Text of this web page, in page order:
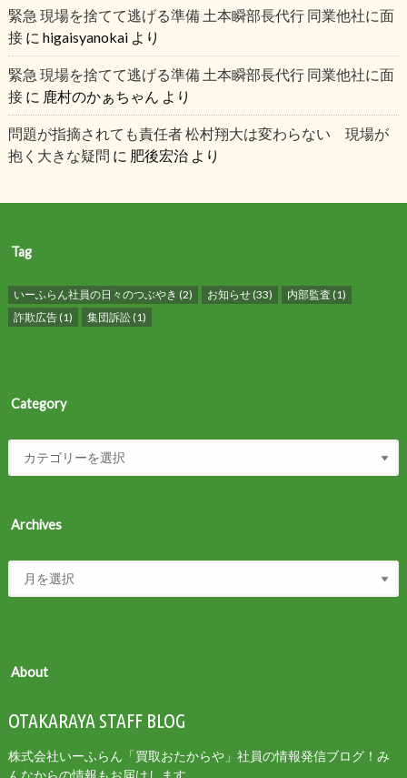
緊急 現場を捨てて逃げる準備 土本瞬部長代行 同業他社に面
接に higaisyanokaiより
緊急 現場を捨てて逃げる準備 土本瞬部長代行 同業他社に面
接に 鹿村のかぁちゃん より
問題が指摘されても責任者 松村翔大は変わらない 現場が
抱く大きな疑問 に 肥後宏治より
Tag
いーふらん社員の日々のつぶやき (2) お知らせ(33) 内部監査 (1)
詐欺広告(1) 集団訴訟(1)
Category
Archives
About
OTAKARAYA STAFF BLOG
株式会社いーふらん「買取おたからや」社員の情報発信ブログ！み